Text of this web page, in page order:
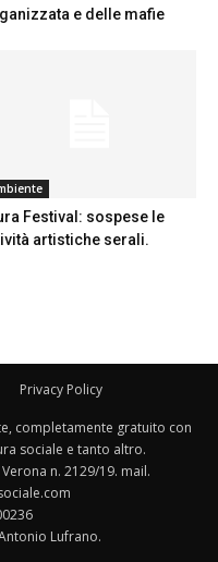
e delle mafie
Festival: sospese le
artistiche serali.
Privacy Policy
completamente gratuito con
sociale e tanto altro.
n. 2129/19. mail.
Lufrano.